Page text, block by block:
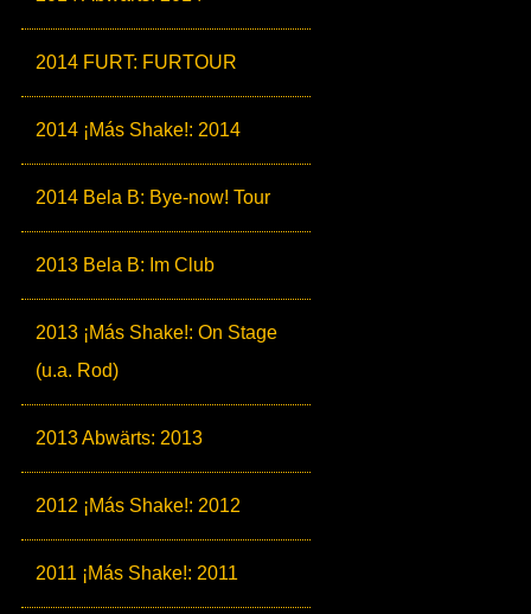
2014 FURT: FURTOUR
2014 ¡Más Shake!: 2014
2014 Bela B: Bye-now! Tour
2013 Bela B: Im Club
2013 ¡Más Shake!: On Stage
(u.a. Rod)
2013 Abwärts: 2013
2012 ¡Más Shake!: 2012
2011 ¡Más Shake!: 2011